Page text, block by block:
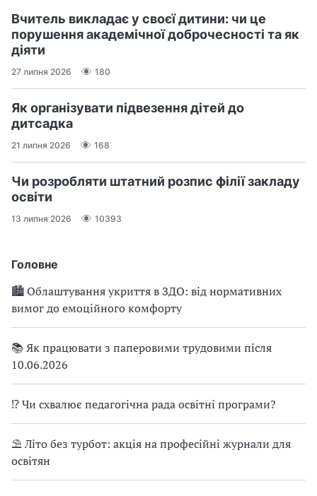
Головне
🏙 Облаштування укриття в ЗДО: від нормативних
вимог до емоційного комфорту
📚 Як працювати з паперовими трудовими після
10.06.2026
⁉ Чи схвалює педагогічна рада освітні програми?
⛱ Літо без турбот: акція на професійні журнали для
освітян
Вчитель викладає у своєї дитини: чи це
порушення академічної доброчесності та як
діяти
27 липня 2026 180
Як організувати підвезення дітей до
дитсадка
21 липня 2026 168
Чи розробляти штатний розпис філії закладу
освіти
13 липня 2026 10393